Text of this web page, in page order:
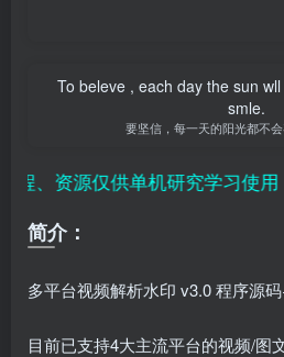
To beleve , each day the sun
smle.
要坚信，每一天的阳光都不
资源仅供单机研究学习使用，
简介：
多平台视频解析水印 v3.0 程序源
目前已支持4大主流平台的视频/图